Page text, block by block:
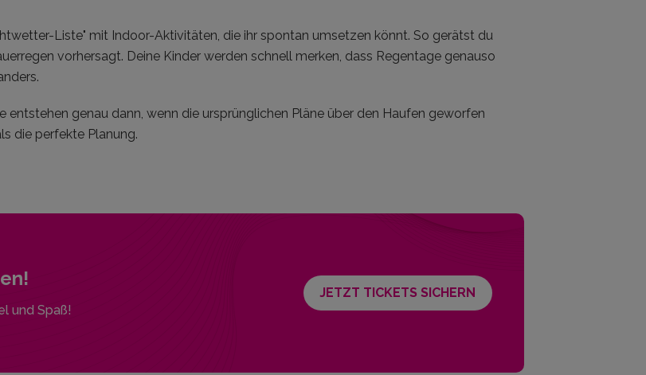
Liste" mit Indoor-Aktivitäten, die ihr spontan umsetzen könnt. So gerätst du
vorhersagt. Deine Kinder werden schnell merken, dass Regentage genauso
entstehen genau dann, wenn die ursprünglichen Pläne über den Haufen geworfen
die perfekte Planung.
und Spaß!
JETZT TICKETS SICHERN